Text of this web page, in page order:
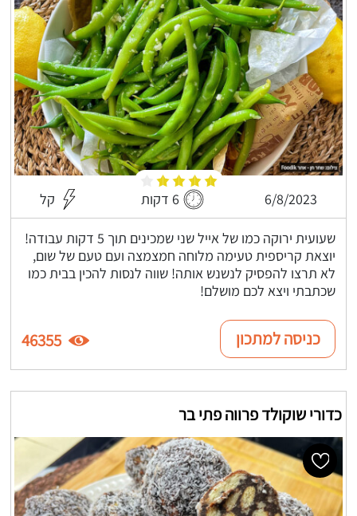
6/8/2023 6 דקות קל
שעועית ירוקה כמו של אייל שני שמכינים תוך 5 דקות עבודה!
יוצאת קריספית טעימה מלוחה חמצמצה ועם טעם של שום,
לא תרצו להפסיק לנשנש אותה! שווה לנסות להכין בבית כמו
שכתבתי ויצא לכם מושלם!
כניסה למתכון 46355
כדורי שוקולד פרווה פתי בר